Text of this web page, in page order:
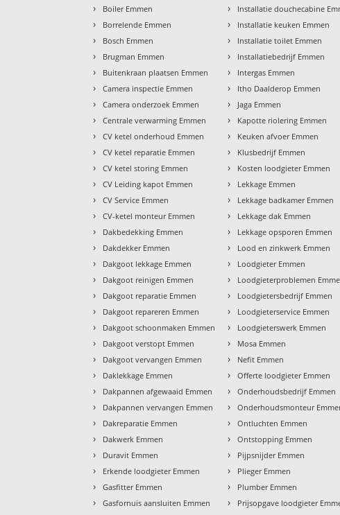
› Boiler Emmen
› Borrelende Emmen
› Bosch Emmen
› Brugman Emmen
› Buitenkraan plaatsen Emmen
› Camera inspectie Emmen
› Camera onderzoek Emmen
› Centrale verwarming Emmen
› CV ketel onderhoud Emmen
› CV ketel reparatie Emmen
› CV ketel storing Emmen
› CV Leiding kapot Emmen
› CV Service Emmen
› CV-ketel monteur Emmen
› Dakbedekking Emmen
› Dakdekker Emmen
› Dakgoot lekkage Emmen
› Dakgoot reinigen Emmen
› Dakgoot reparatie Emmen
› Dakgoot repareren Emmen
› Dakgoot schoonmaken Emmen
› Dakgoot verstopt Emmen
› Dakgoot vervangen Emmen
› Daklekkage Emmen
› Dakpannen afgewaaid Emmen
› Dakpannen vervangen Emmen
› Dakreparatie Emmen
› Dakwerk Emmen
› Duravit Emmen
› Erkende loodgieter Emmen
› Gasfitter Emmen
› Gasfornuis aansluiten Emmen
› Installatie douchecabine
› Installatie keuken Emmen
› Installatie toilet Emmen
› Installatiebedrijf Emmen
› Intergas Emmen
› Itho Daalderop Emmen
› Jaga Emmen
› Kapotte riolering Emmen
› Keuken afvoer Emmen
› Klusbedrijf Emmen
› Kosten loodgieter Emmen
› Lekkage Emmen
› Lekkage badkamer Emmen
› Lekkage dak Emmen
› Lekkage opsporen Emmen
› Lood en zinkwerk Emmen
› Loodgieter Emmen
› Loodgieterproblemen
› Loodgietersbedrijf Emmen
› Loodgieterservice Emmen
› Loodgieterswerk Emmen
› Mosa Emmen
› Nefit Emmen
› Offerte loodgieter Emmen
› Onderhoudsbedrijf Emmen
› Onderhoudsmonteur
› Ontluchten Emmen
› Ontstopping Emmen
› Pijpsnijder Emmen
› Plieger Emmen
› Plumber Emmen
› Prijsopgave loodgieter